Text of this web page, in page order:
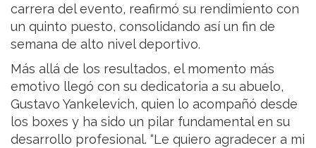
carrera del evento, reafirmó su rendimiento con
un quinto puesto, consolidando así un fin de
semana de alto nivel deportivo.
Más allá de los resultados, el momento más
emotivo llegó con su dedicatoria a su abuelo,
Gustavo Yankelevich, quien lo acompañó desde
los boxes y ha sido un pilar fundamental en su
desarrollo profesional. “Le quiero agradecer a mi